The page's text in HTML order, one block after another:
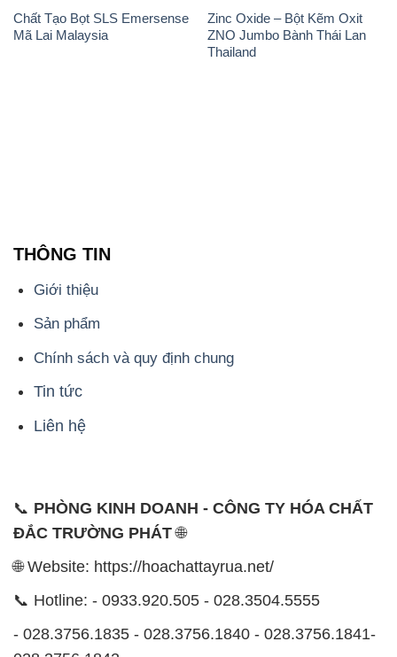
🌐 Website: https://hoachattayrua.net/
📞 Hotline: - 0933.920.505 - 028.3504.5555
ĐỊA CHỈ
1229C Quốc lộ 1A, Phường Bình Trị Đông B,
Quận Bình Tân, TP. Hồ Chí Minh
CÔNG TY XNK TM SX HÓA CHẤT ĐẮC TRƯỜNG
PHÁT
kinh doanh và phân phối các loại hóa chất công
nghiệp đa dạng, nhằm đáp ứng nhu cầu sử dụng của
khách hàng một cách tốt nhất.
Chúng tôi cam kết mang đến sự hài lòng và đáp ứng
Chúng tôi cung cấp những sản phẩm hóa chất với